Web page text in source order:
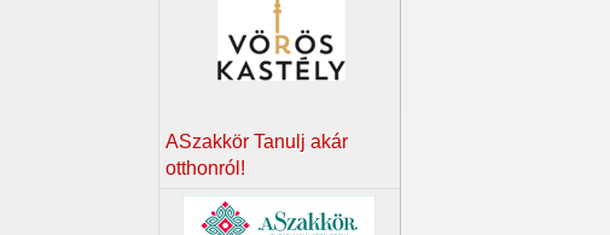
ASzakkör Tanulj akár
otthonról!